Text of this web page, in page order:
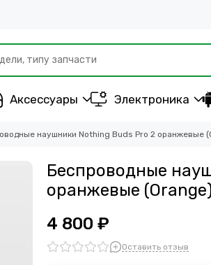
Аксессуары Электроника
наушники Nothing Buds Pro 2 оранжевые
Беспроводные
оранжевые
4 800 ₽
Оставить отзыв